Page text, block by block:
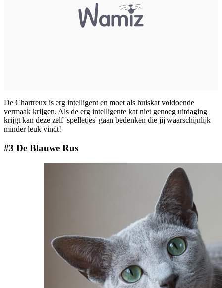
De Chartreux is erg intelligent en moet als huiskat voldoende
vermaak krijgen. Als de erg intelligente kat niet genoeg uitdaging
krijgt kan deze zelf 'spelletjes' gaan bedenken die jij waarschijnlijk
minder leuk vindt!
#3 De Blauwe Rus​